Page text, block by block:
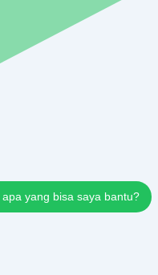
apa yang bisa saya bantu?